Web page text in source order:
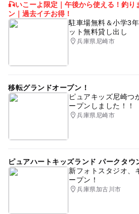
🎣いこーよ限定｜午後から使える！釣り
ン｜過去イチお得！
駐車場無料＆小学3
ット無料貸し出し
兵庫県尼崎市
移転グランドオープン！
ピュアキッズ尼崎つ
ープンしました！！
兵庫県尼崎市
ピュアハートキッズランド パークタウ
新フォトスタジオ、
ープン！
兵庫県加古川市